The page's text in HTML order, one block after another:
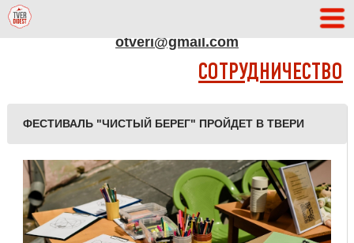
otveri@gmail.com
СОТРУДНИЧЕСТВО
ФЕСТИВАЛЬ "ЧИСТЫЙ БЕРЕГ" ПРОЙДЕТ В ТВЕРИ